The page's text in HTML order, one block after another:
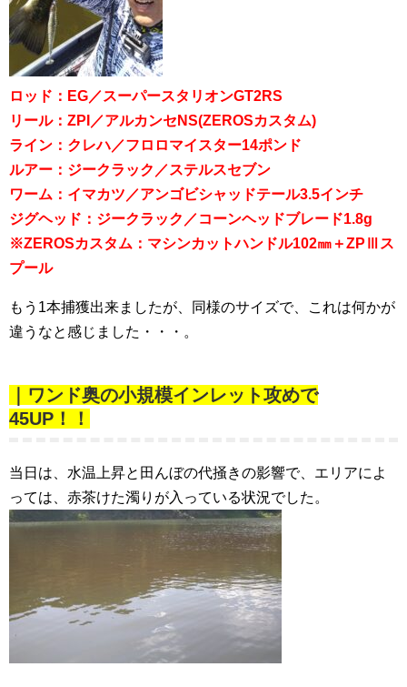
ロッド：EG／スーパースタリオンGT2RS
リール：ZPI／アルカンセNS(ZEROSカスタム)
ライン：クレハ／フロロマイスター14ポンド
ルアー：ジークラック／ステルスセブン
ワーム：イマカツ／アンゴビシャッドテール3.5インチ
ジグヘッド：ジークラック／コーンヘッドブレード1.8g
※ZEROSカスタム：マシンカットハンドル102㎜＋ZPⅢス
プール
もう1本捕獲出来ましたが、同様のサイズで、これは何かが
違うなと感じました・・・。
｜ワンド奥の小規模インレット攻めで
45UP！！
当日は、水温上昇と田んぼの代掻きの影響で、エリアによ
っては、赤茶けた濁りが入っている状況でした。